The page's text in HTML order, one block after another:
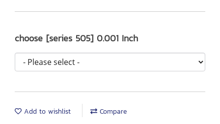
choose [series 505] 0.001 Inch
Add to wishlist Compare